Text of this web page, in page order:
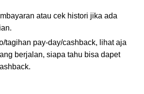
atau cek histori jika ada
tagihan pay‑day/cashback, lihat aja
berjalan, siapa tahu bisa dapet